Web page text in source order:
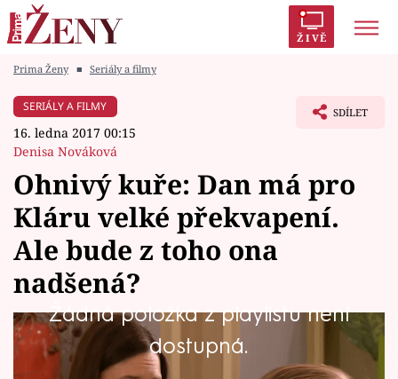
ŽIVĚ
Módní alarm
Témata
Celebrity
Vztahy
Seriály
Prima Ženy ■ Seriály a filmy
SERIÁLY A FILMY
16. ledna 2017 00:15
Denisa Nováková
SDÍLET
Ohnivý kuře: Dan má pro
Kláru velké překvapení.
Ale bude z toho ona
nadšená?
Žádná položka z playlistu není
dostupná.
Klára se začíná do svých vztahů pomalu
zamotávat. To ale ještě netuší, co si pro ni